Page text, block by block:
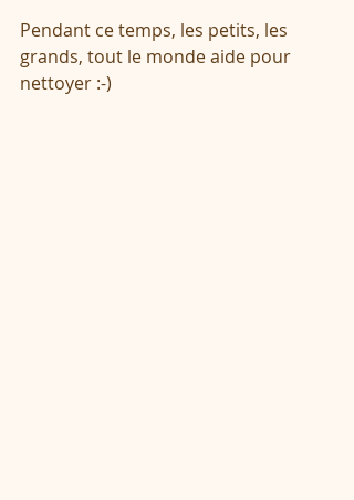
Pendant ce temps, les petits, les
grands, tout le monde aide pour
nettoyer :-)